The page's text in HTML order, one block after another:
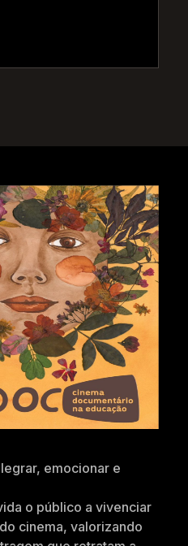
emocionar e
o público a vivenciar
cinema, valorizando